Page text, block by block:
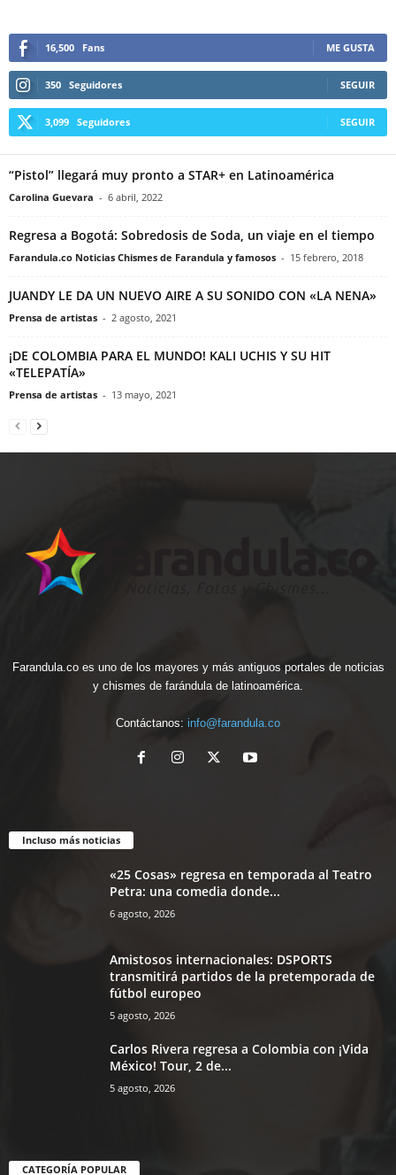
16,500 Fans ME GUSTA
350 Seguidores SEGUIR
3,099 Seguidores SEGUIR
“Pistol” llegará muy pronto a STAR+ en Latinoamérica
Carolina Guevara - 6 abril, 2022
Regresa a Bogotá: Sobredosis de Soda, un viaje en el tiempo
Farandula.co Noticias Chismes de Farandula y famosos - 15 febrero, 2018
JUANDY LE DA UN NUEVO AIRE A SU SONIDO CON «LA NENA»
Prensa de artistas - 2 agosto, 2021
¡DE COLOMBIA PARA EL MUNDO! KALI UCHIS Y SU HIT
«TELEPATÍA»
Prensa de artistas - 13 mayo, 2021
Farandula.co es uno de los mayores y más antiguos portales de noticias
y chismes de farándula de latinoamérica.
Contáctanos: info@farandula.co
Incluso más noticias
«25 Cosas» regresa en temporada al Teatro
Petra: una comedia donde...
6 agosto, 2026
Amistosos internacionales: DSPORTS
transmitirá partidos de la pretemporada de
fútbol europeo
5 agosto, 2026
Carlos Rivera regresa a Colombia con ¡Vida
México! Tour, 2 de...
5 agosto, 2026
CATEGORÍA POPULAR